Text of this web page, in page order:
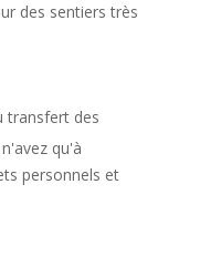
des sentiers très
transfert des
qu'à
personnels et